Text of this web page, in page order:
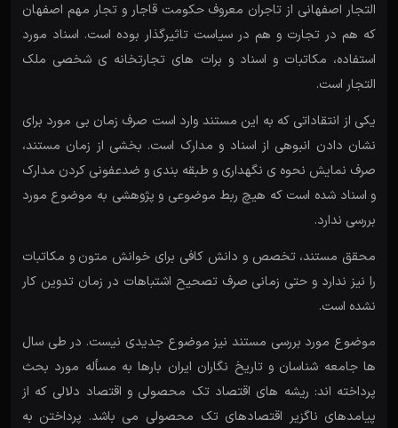
التجار اصفهانی از تاجران معروف حکومت قاجار و تجار مهم اصفهان
که هم در تجارت و هم در سیاست تاثیرگذار بوده است. اسناد مورد
استفاده، مکاتبات و اسناد و برات های تجارتخانه ی شخصی ملک
التجار است.
یکی از انتقاداتی که به این مستند وارد است صرف زمان بی مورد برای
نشان دادن انبوهی از اسناد و مدارک است. بخشی از زمان مستند،
صرف نمایش نحوه ی نگهداری و طبقه بندی و ضدعفونی کردن مدارک
و اسناد شده است که هیچ ربط موضوعی و پژوهشی به موضوع مورد
بررسی ندارد.
محقق مستند، تخصص و دانش کافی برای خوانش متون و مکاتبات
را نیز ندارد و حتی زمانی صرف تصحیح اشتباهات در زمان تدوین کار
نشده است.
موضوع مورد بررسی مستند نیز موضوع جدیدی نیست. در طی سال
ها جامعه شناسان و تاریخ نگاران ایران بارها به مسأله مورد بحث
پرداخته اند: ریشه های اقتصاد تک محصولی و اقتصاد دلالی که از
پیامدهای ناگزیر اقتصادهای تک محصولی می باشد. پرداختن به